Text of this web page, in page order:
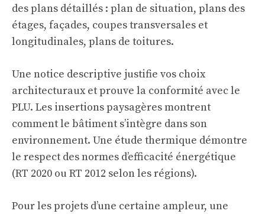
des plans détaillés : plan de situation, plans des
étages, façades, coupes transversales et
longitudinales, plans de toitures.
Une notice descriptive justifie vos choix
architecturaux et prouve la conformité avec le
PLU. Les insertions paysagères montrent
comment le bâtiment s’intègre dans son
environnement. Une étude thermique démontre
le respect des normes d’efficacité énergétique
(RT 2020 ou RT 2012 selon les régions).
Pour les projets d’une certaine ampleur, une